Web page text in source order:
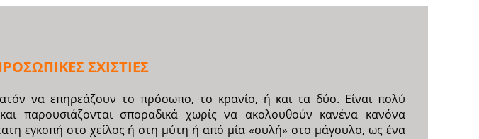
ΣΧΙΣΤΙΕΣ
να επηρεάζουν το πρόσωπο, το κρανίο, ή και τα δύο. Είναι πολύ
παρουσιάζονται σποραδικά χωρίς να ακολουθούν κανένα κανόνα
εγκοπή στο χείλος ή στη μύτη ή από μία «ουλή» στο μάγουλο, ως ένα